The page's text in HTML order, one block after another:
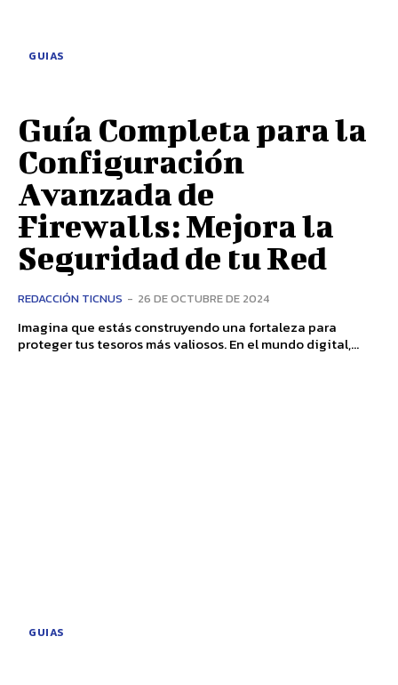
GUIAS
Guía Completa para la
Configuración
Avanzada de
Firewalls: Mejora la
Seguridad de tu Red
REDACCIÓN TICNUS - 26 DE OCTUBRE DE 2024
Imagina que estás construyendo una fortaleza para
proteger tus tesoros más valiosos. En el mundo digital,...
GUIAS